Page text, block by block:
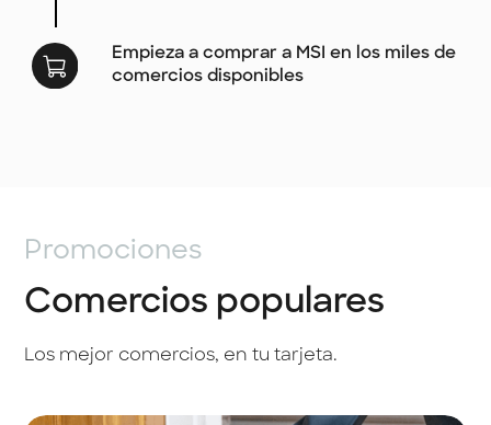
Empieza a comprar a MSI en los miles de
comercios disponibles
Promociones
Comercios populares
Los mejor comercios, en tu tarjeta.